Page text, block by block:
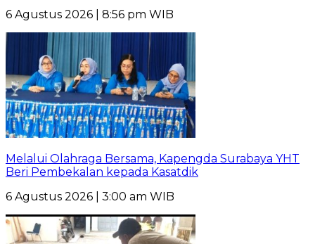
6 Agustus 2026 | 8:56 pm WIB
Melalui Olahraga Bersama, Kapengda Surabaya YHT
Beri Pembekalan kepada Kasatdik
6 Agustus 2026 | 3:00 am WIB